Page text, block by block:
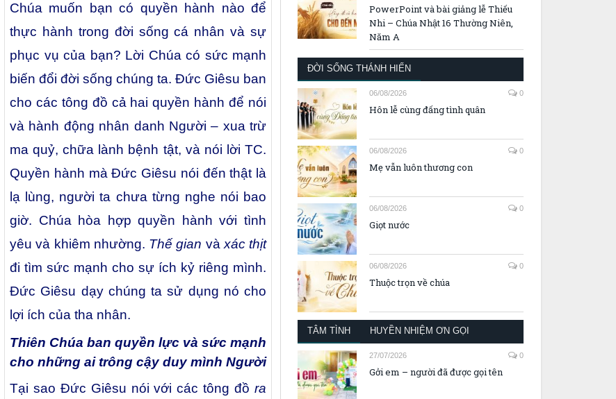
Chúa muốn bạn có quyền hành nào để
thực hành trong đời sống cá nhân và sự
phục vụ của bạn? Lời Chúa có sức mạnh
biến đổi đời sống chúng ta. Đức Giêsu ban
cho các tông đồ cả hai quyền hành để nói
và hành động nhân danh Người – xua trừ
ma quỷ, chữa lành bệnh tật, và nói lời TC.
Quyền hành mà Đức Giêsu nói đến thật là
lạ lùng, người ta chưa từng nghe nói bao
giờ. Chúa hòa hợp quyền hành với tình
yêu và khiêm nhường. Thế gian vàxác thịt
đi tìm sức mạnh cho sự ích kỷ riêng mình.
Đức Giêsu dạy chúng ta sử dụng nó cho
lợi ích của tha nhân.
Thiên Chúa ban quyền lực và sức mạnh
cho những ai trông cậy duy mình Người
Tại sao Đức Giêsu nói với các tông đồ ra
PowerPoint và bài giảng lễ Thiếu
Nhi – Chúa Nhật 16 Thường Niên,
Năm A
ĐỜI SỐNG THÁNH HIẾN
06/08/2026 0
Hôn lễ cùng đấng tình quân
06/08/2026 0
Mẹ vẫn luôn thương con
06/08/2026 0
Giọt nước
06/08/2026 0
Thuộc trọn về chúa
TÂM TÌNH HUYỀN NHIỆM ƠN GỌI
27/07/2026 0
Gởi em – người đã được gọi tên